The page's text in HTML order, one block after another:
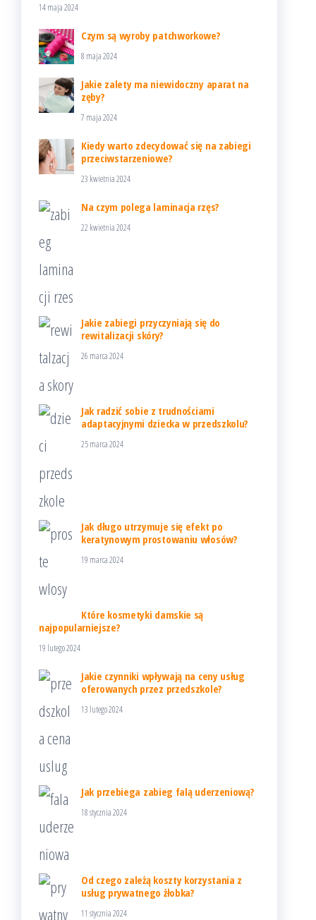
14 maja 2024
Czym są wyroby patchworkowe?
8 maja 2024
Jakie zalety ma niewidoczny aparat na
zęby?
7 maja 2024
Kiedy warto zdecydować się na zabiegi
przeciwstarzeniowe?
23 kwietnia 2024
Na czym polega laminacja rzęs?
22 kwietnia 2024
Jakie zabiegi przyczyniają się do
rewitalizacji skóry?
26 marca 2024
Jak radzić sobie z trudnościami
adaptacyjnymi dziecka w przedszkolu?
25 marca 2024
Jak długo utrzymuje się efekt po
keratynowym prostowaniu włosów?
19 marca 2024
Które kosmetyki damskie są
najpopularniejsze?
19 lutego 2024
Jakie czynniki wpływają na ceny usług
oferowanych przez przedszkole?
13 lutego 2024
Jak przebiega zabieg falą uderzeniową?
18 stycznia 2024
Od czego zależą koszty korzystania z
usług prywatnego żłobka?
11 stycznia 2024